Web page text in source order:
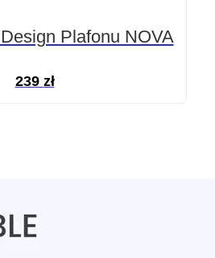
Plafonu NOVA
239 zł